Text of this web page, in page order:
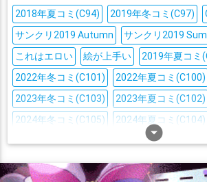
arrow_drop_down_circle
2018年夏コミ(C94) 2019年冬コミ(C97)
サンクリ2019 Autumn
サンクリ2019
これはエロい
絵が上手い
2019年夏コミ
2022年冬コミ(C101)
2022年夏コミ(C100)
2023年冬コミ(C103)
2023年夏コミ(C102)
2024年冬コミ(C105)
2024年夏コミ(C104)
2025年冬コミ(C107)
BSS COMIC1☆15
COMIC1☆22
Yシャツ ○○しないと出られ